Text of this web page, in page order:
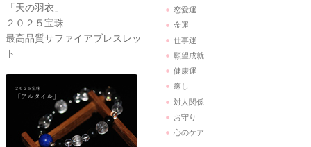
「天の羽衣」
２０２５宝珠
最高品質サファイアブレスレッ
ト
恋愛運
金運
仕事運
願望成就
健康運
癒し
対人関係
お守り
心のケア